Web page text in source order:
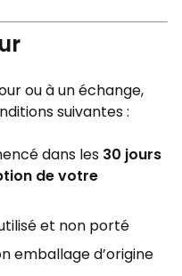
ou à un échange,
suivantes :
dans les 30 jours
de votre
et non porté
emballage d’origine